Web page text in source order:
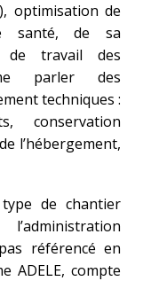
optimisation de
santé, de sa
de travail des
parler des
techniques :
conservation
l’hébergement,
de chantier
référencé en
ADELE, compte